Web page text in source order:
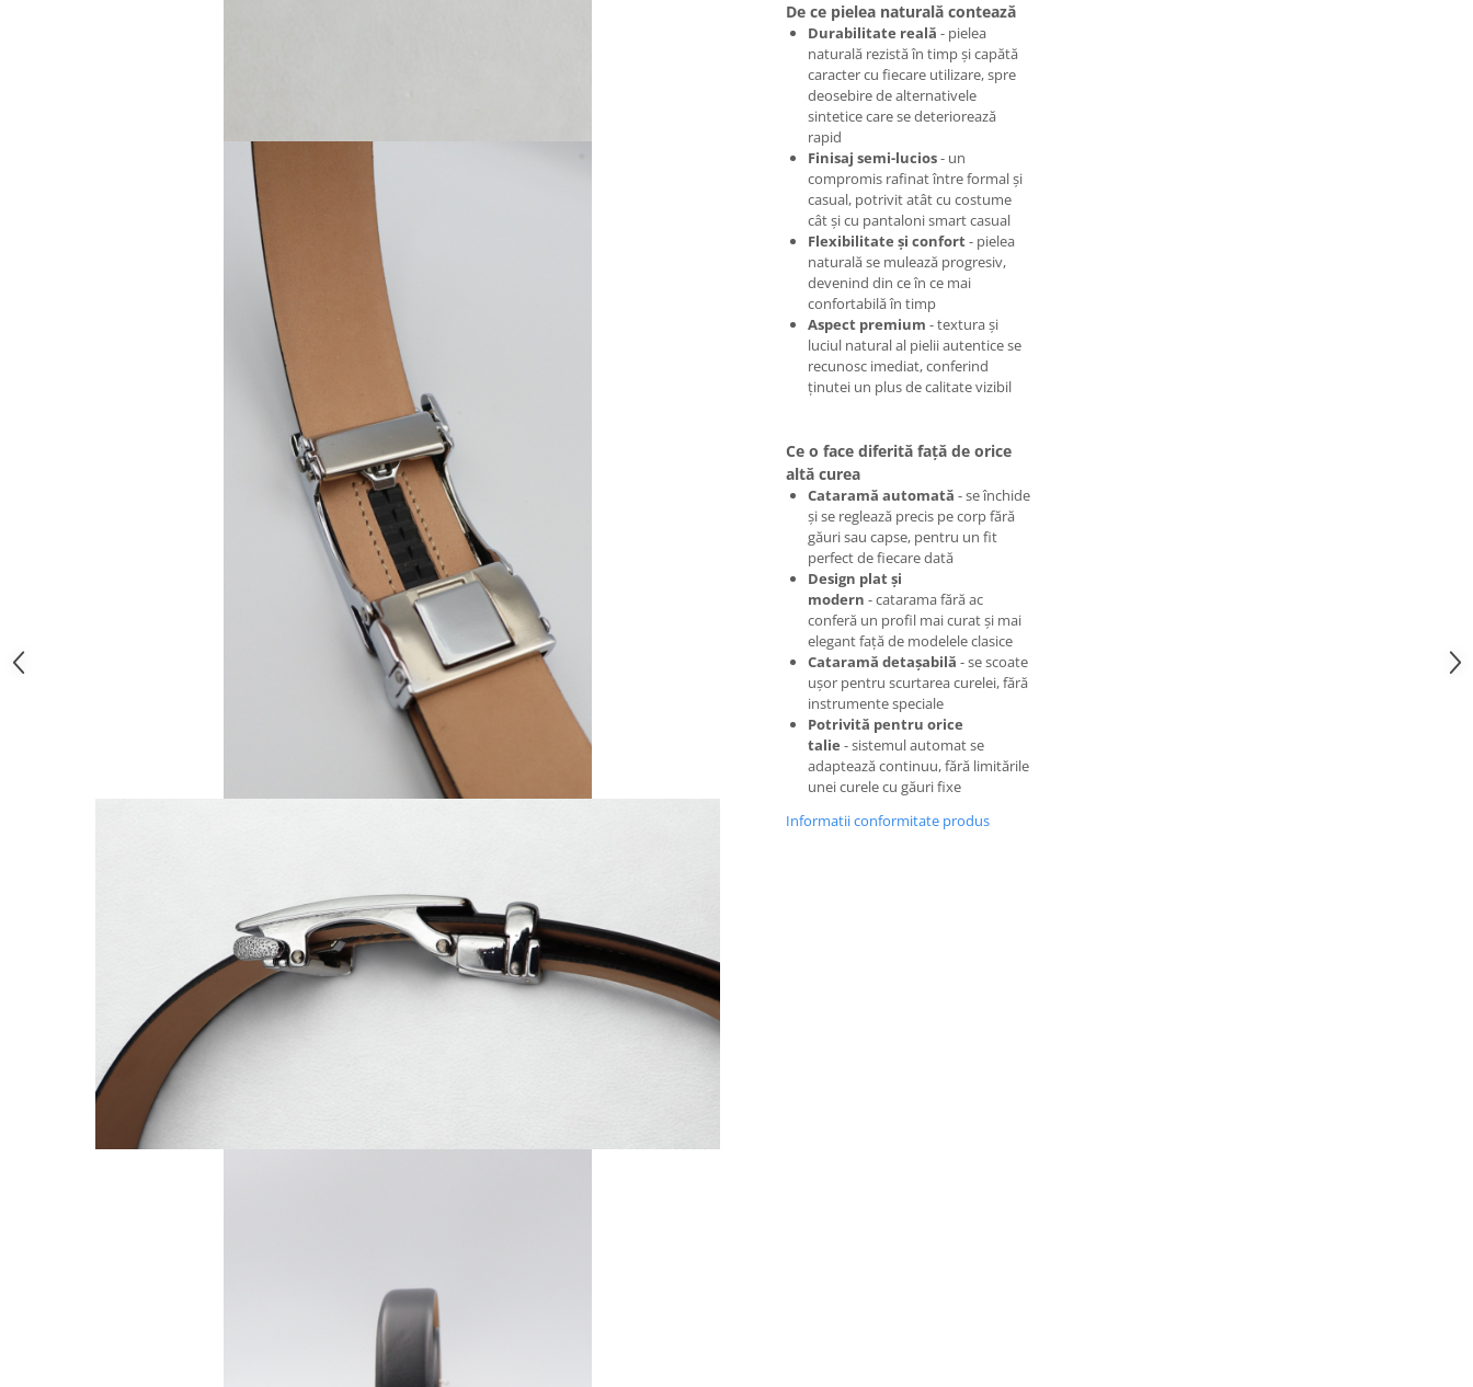
De ce pielea naturală contează
Durabilitate reală - pielea
naturală rezistă în timp și capătă
caracter cu fiecare utilizare, spre
deosebire de alternativele
sintetice care se deteriorează
rapid
Finisaj semi-lucios- un
compromis rafinat între formal și
casual, potrivit atât cu costume
cât și cu pantaloni smart casual
Flexibilitate și confort- pielea
naturală se mulează progresiv,
devenind din ce în ce mai
confortabilă în timp
Aspect premium - textura și
luciul natural al pielii autentice se
recunosc imediat, conferind
ținutei un plus de calitate vizibil
Ce o face diferită față de orice
altă curea
Cataramă automată - se închide
și se reglează precis pe corp fără
găuri sau capse, pentru un fit
perfect de fiecare dată
Design plat și
modern - catarama fără ac
conferă un profil mai curat și mai
elegant față de modelele clasice
Cataramă detașabilă - se scoate
ușor pentru scurtarea curelei, fără
instrumente speciale
Potrivită pentru orice
talie - sistemul automat se
adaptează continuu, fără limitările
unei curele cu găuri fixe
Informatii conformitate produs